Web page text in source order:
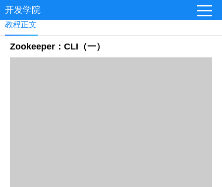
开发学院
教程正文
Zookeeper：CLI（一）